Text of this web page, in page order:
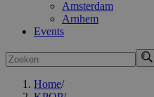
Amsterdam
Arnhem
Events
Zoeken
Home/